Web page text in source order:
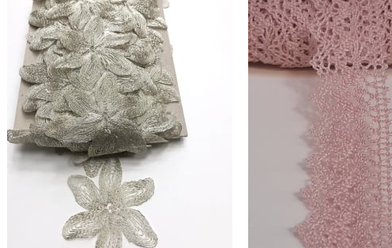
%19İndirim